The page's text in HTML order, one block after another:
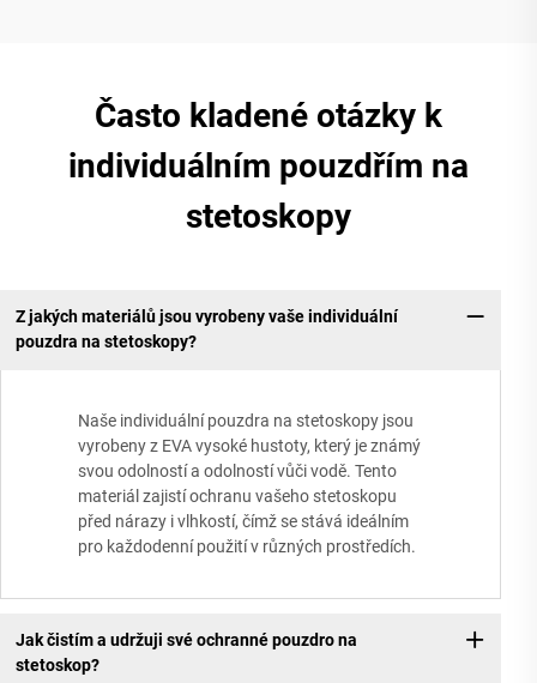
Často kladené otázky k
individuálním pouzdřím na
stetoskopy
Z jakých materiálů jsou vyrobeny vaše individuální
pouzdra na stetoskopy?
Naše individuální pouzdra na stetoskopy jsou
vyrobeny z EVA vysoké hustoty, který je známý
svou odolností a odolností vůči vodě. Tento
materiál zajistí ochranu vašeho stetoskopu
před nárazy i vlhkostí, čímž se stává ideálním
pro každodenní použití v různých prostředích.
Jak čistím a udržuji své ochranné pouzdro na
stetoskop?